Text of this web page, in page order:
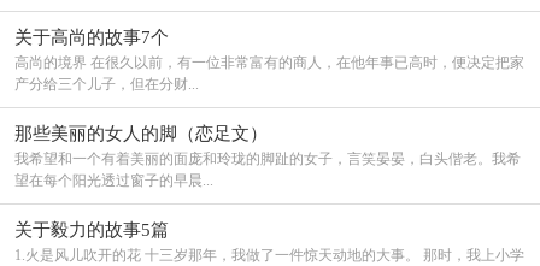
关于高尚的故事7个
高尚的境界 在很久以前，有一位非常富有的商人，在他年事已高时，便决定把家
产分给三个儿子，但在分财...
那些美丽的女人的脚（恋足文）
我希望和一个有着美丽的面庞和玲珑的脚趾的女子，言笑晏晏，白头偕老。我希
望在每个阳光透过窗子的早晨...
关于毅力的故事5篇
1.火是风儿吹开的花 十三岁那年，我做了一件惊天动地的大事。 那时，我上小学